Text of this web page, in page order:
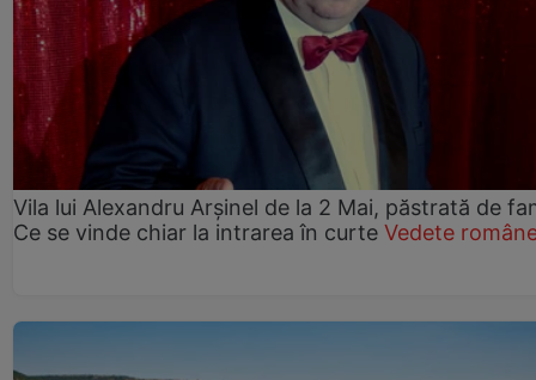
Vila lui Alexandru Arșinel de la 2 Mai, păstrată de
Ce se vinde chiar la intrarea în curte Vedete